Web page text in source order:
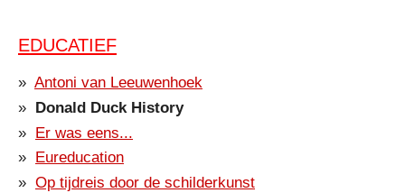
EDUCATIEF
Antoni van Leeuwenhoek
Donald Duck History
Er was eens...
Eureducation
Op tijdreis door de schilderkunst